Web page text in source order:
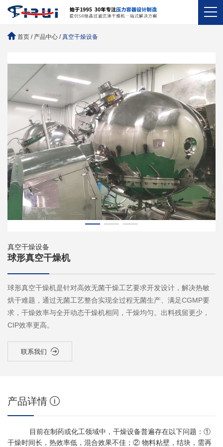
首页 / 产品中心 /真空干燥设备
真空干燥设备
球形真空干燥机
球形真空干燥机是针对高效无菌干燥工艺要求开发设计，解决热敏
烘干难题，通过无菌工艺整合实现全过程无菌生产、满足CGMP要
求，干燥效率与全开动态干燥机相同，干燥均匀。出料残留更少，
CIP效率更高。
联系我们
产品详情
目前在制药或化工领域中，干燥设备普遍存在以下问题：①
干燥时间长，热效率低，混合效果不佳；② 物料粘壁，结块，需再